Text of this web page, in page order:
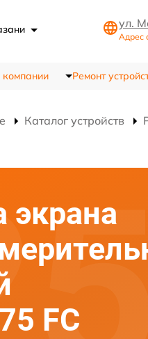
ул.
Адрес
Ремонт
Каталог устройств
экрана
FC